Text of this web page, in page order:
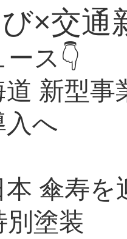
×交通
ス👇
新型
入へ
傘寿
塗装